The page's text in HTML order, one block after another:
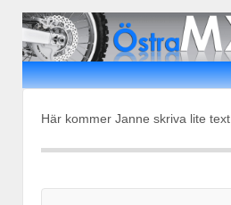
Här kommer Janne skriva lite text